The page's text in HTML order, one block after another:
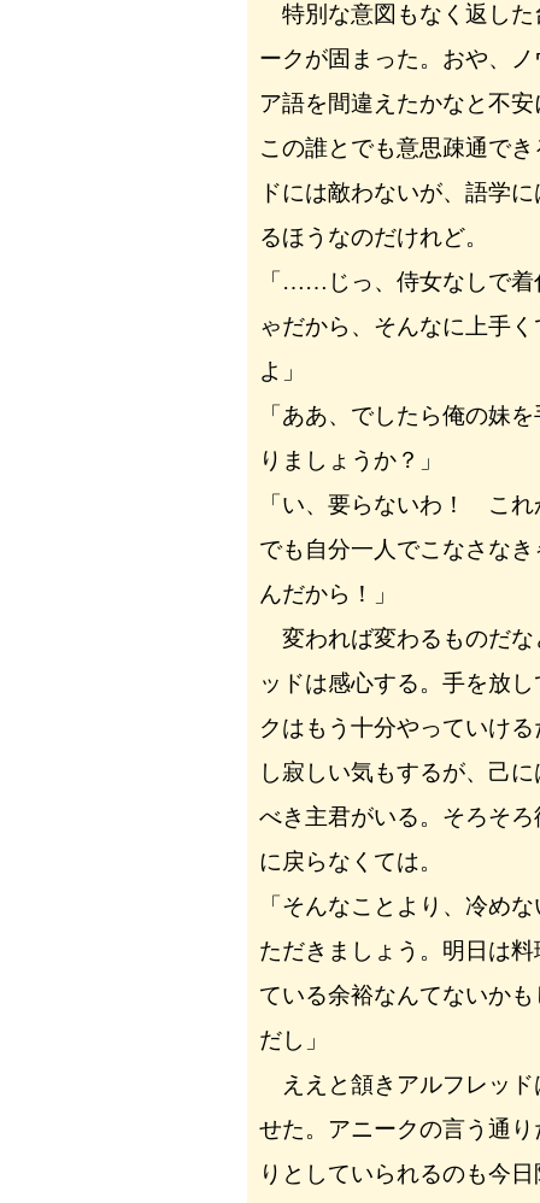
特別な意図もなく返した
ークが固まった。おや、
ア語を間違えたかなと不
この誰とでも意思疎通で
ドには敵わないが、語学
るほうなのだけれど。
「……じっ、侍女なしで着
ゃだから、そんなに上手
よ」
「ああ、でしたら俺の妹
りましょうか？」
「い、要らないわ！ これ
でも自分一人でこなさな
んだから！」
変われば変わるものだな
ッドは感心する。手を放
クはもう十分やっていけ
し寂しい気もするが、己
べき主君がいる。そろそ
に戻らなくては。
「そんなことより、冷め
ただきましょう。明日は
ている余裕なんてないか
だし」
ええと頷きアルフレッド
せた。アニークの言う通
りとしていられるのも今